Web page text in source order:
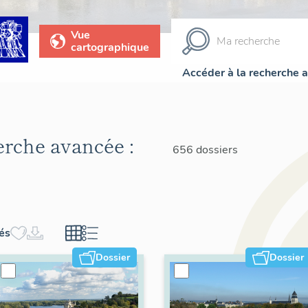
Vue
cartographique
Accéder à la recherche
avancée : 656 dossiers
Dossier Dossier